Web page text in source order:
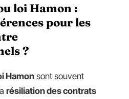
loi Hamon :
pour les
?
Hamon sont souvent
résiliation des contrats